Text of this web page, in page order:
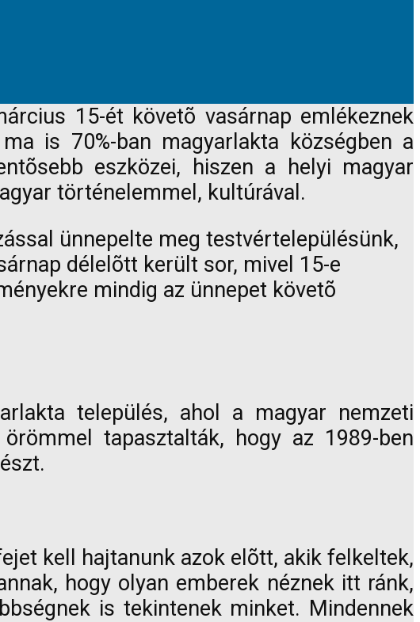
15-ét követõ vasárnap emlékeznek
is 70%-ban magyarlakta községben a
eszközei, hiszen a helyi magyar
történelemmel, kultúrával.
ünnepelte meg testvértelepülésünk,
délelõtt került sor, mivel 15-e
mindig az ünnepet követõ
település, ahol a magyar nemzeti
tapasztalták, hogy az 1989-ben
kell hajtanunk azok elõtt, akik felkeltek,
hogy olyan emberek néznek itt ránk,
is tekintenek minket. Mindennek